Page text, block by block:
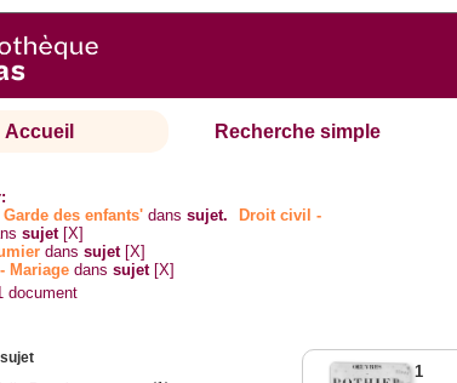
Accueil Recherche simple
des enfants' danssujet.
Droit civil -
sujet [X]
danssujet [X]
Mariage danssujet [X]
document
1